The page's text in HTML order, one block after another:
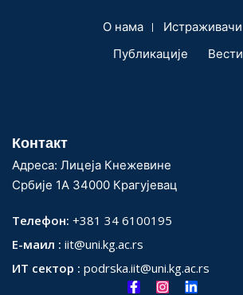
О нама Истраживачи
Публикације
Вести
Контакт
Адреса: Лицеја Кнежевине
Србије 1А 34000 Крагујевац
Телефон: +381 34 6100195
Е-маил : iit@uni.kg.ac.rs
ИТ сектор : podrska.iit@uni.kg.ac.rs